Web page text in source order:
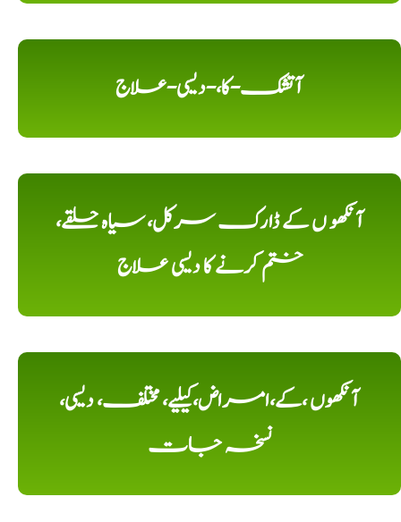
آتشک-کا،-دیسی-علاج
آنکھو ں کے ڈارک سرکل، سیاہ حلقے،
ختم کرنے کا دیسی علاج
آنکھوں ،کے،امراض،کیلیے، مختلف، دیسی،
نسخہ جات